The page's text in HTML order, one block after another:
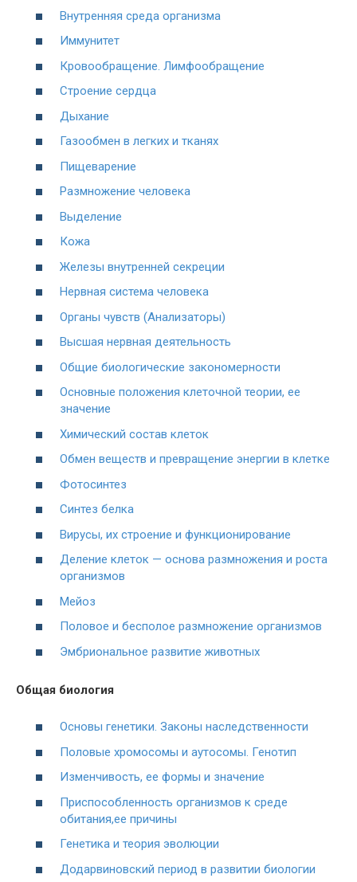
Внутренняя среда организма
Иммунитет
Кровообращение. Лимфообращение
Строение сердца
Дыхание
Газообмен в легких и тканях
Пищеварение
Размножение человека
Выделение
Кожа
Железы внутренней секреции
Нервная система человека
Органы чувств (Анализаторы)
Высшая нервная деятельность
Общие биологические закономерности
Основные положения клеточной теории, ее
значение
Химический состав клеток
Обмен веществ и превращение энергии в клетке
Фотосинтез
Синтез белка
Вирусы, их строение и функционирование
Деление клеток — основа размножения и роста
организмов
Мейоз
Половое и бесполое размножение организмов
Эмбриональное развитие животных
Общая биология
Основы генетики. Законы наследственности
Половые хромосомы и аутосомы. Генотип
Изменчивость, ее формы и значение
Приспособленность организмов к среде
обитания,ее причины
Генетика и теория эволюции
Додарвиновский период в развитии биологии